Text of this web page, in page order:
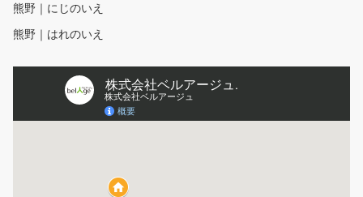
熊野｜にじのいえ
熊野｜はれのいえ